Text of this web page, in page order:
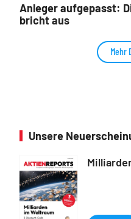
Anleger aufgepasst:
bricht aus
Mehr
Unsere